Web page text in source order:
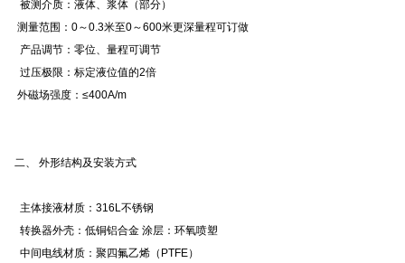
被测介质：液体、浆体（部分）
测量范围：0～0.3米至0～600米更深量程可订做
产品调节：零位、量程可调节
过压极限：标定液位值的2倍
外磁场强度：≤400A/m
二、 外形结构及安装方式
主体接液材质：316L不锈钢
转换器外壳：低铜铝合金 涂层：环氧喷塑
中间电线材质：聚四氟乙烯（PTFE）